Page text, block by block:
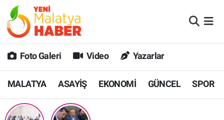
Foto Galeri Video Yazarlar
MALATYA ASAYİŞ EKONOMİ GÜNCEL SPOR
MALATYA
GÜNCEL
SPOR
Malatya Nöbetçi Eczaneler
MALATYA Namaz Vakitleri
Malatya Trafik Yoğunluk Haritası